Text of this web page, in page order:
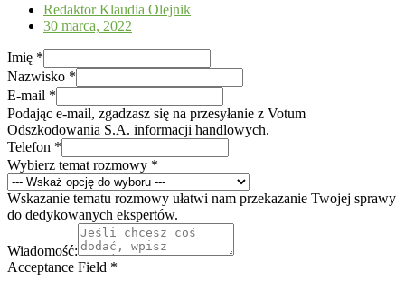
RedaktorKlaudia Olejnik
30 marca, 2022
Imię *
Nazwisko *
E-mail *
Podając e-mail, zgadzasz się na przesyłanie z Votum
Odszkodowania S.A. informacji handlowych.
Telefon *
Wybierz temat rozmowy *
Wskazanie tematu rozmowy ułatwi nam przekazanie Twojej sprawy
do dedykowanych ekspertów.
Wiadomość:
Acceptance Field *